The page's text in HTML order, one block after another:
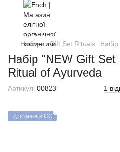
Набори Gift Set Rituals
Набір "NEW Gift
Ritual of Ayurveda
Артикул: 00823 1
Доставка з ЄС